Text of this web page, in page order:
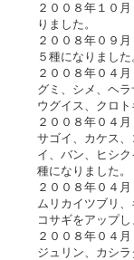
２００８年１０
りました。
２００８年０９
５種になりました
２００８年０４
グミ、シメ、ヘ
ウグイス、クロ
２００８年０４
サゴイ、カケス
イ、バン、ヒシ
種になりました。
２００８年０４
ムリカイツブリ
コサギをアップ
２００８年０４
ジュリン、カシ